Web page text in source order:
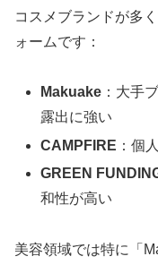
コスメブランドが多
ォームです：
Makuake ：大手
露出に強い
CAMPFIRE ：個
GREEN
和性が高い
美容領域では特に「